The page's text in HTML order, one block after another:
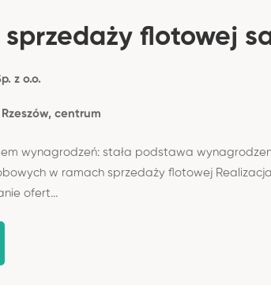
flotowej
z o.o.
centrum
wynagrodzeń: stała podstawa
w ramach sprzedaży flotowej
ofert...